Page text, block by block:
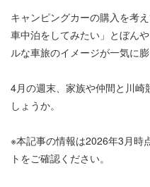
キャンピングカーの購入を考
車中泊をしてみたい」とぼん
ルな車旅のイメージが一気に
4月の週末、家族や仲間と川
しょうか。
※本記事の情報は2026年3月時
トをご確認ください。